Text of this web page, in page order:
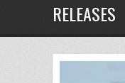
RELEASES